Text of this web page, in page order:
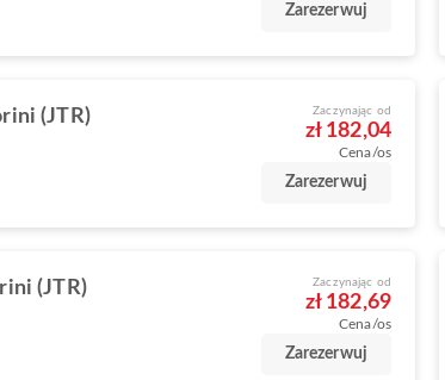
Zarezerwuj
(JTR) Zaczynając od
zł 182,04
Cena/os
Zarezerwuj
(JTR) Zaczynając od
zł 182,69
Cena/os
Zarezerwuj